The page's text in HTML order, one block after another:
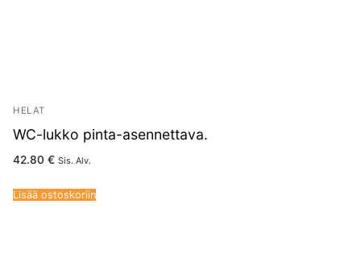
HELAT
WC-lukko pinta-asennettava.
42.80 € Sis. Alv.
Lisää ostoskoriin